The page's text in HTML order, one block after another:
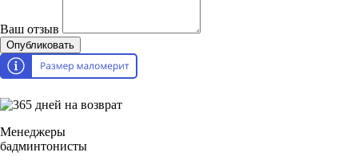
Ваш отзыв
Опубликовать
Менеджеры
бадминтонисты